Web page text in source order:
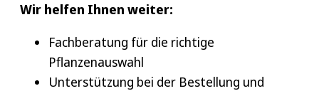
Wir helfen Ihnen weiter:
Fachberatung für die richtige
Pflanzenauswahl
Unterstützung bei der Bestellung und